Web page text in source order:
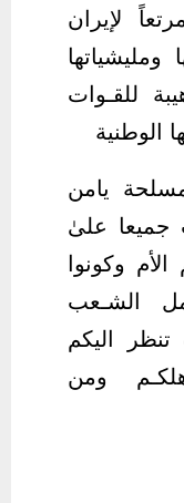
لإيران
ومليشياتها
للقـوات
الوطنية
يامن
جميعا علىٰ
وكونوا
الشـعب
اليكم
ومن